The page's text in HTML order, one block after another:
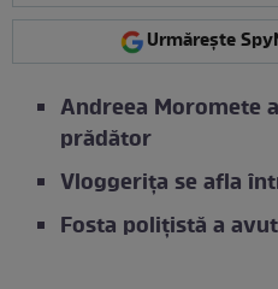
Urmărește
Andreea Moromete
prădător
Vloggerița se afla
Fosta polițistă a